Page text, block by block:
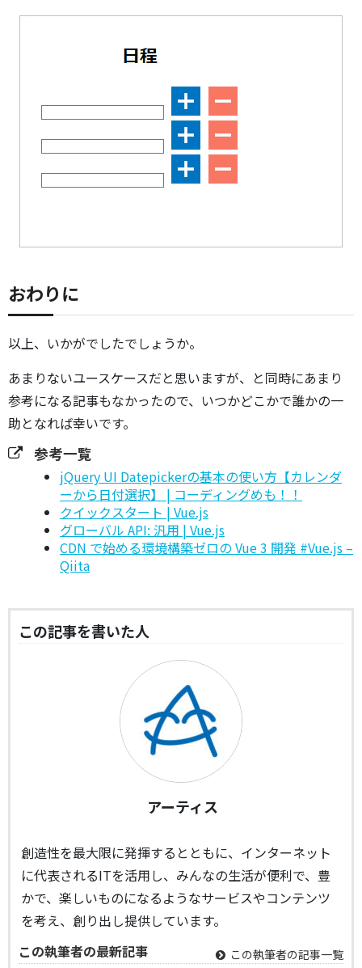
おわりに
以上、いかがでしたでしょうか。
あまりないユースケースだと思いますが、と同時にあまり
参考になる記事もなかったので、いつかどこかで誰かの一
助となれば幸いです。
参考一覧
jQuery UI Datepickerの基本の使い方【カレンダ
ーから日付選択】 | コーディングめも！！
クイックスタート | Vue.js
グローバル API: 汎用 | Vue.js
CDN で始める環境構築ゼロの Vue 3 開発 #Vue.js –
Qiita
この記事を書いた人
アーティス
創造性を最大限に発揮するとともに、インターネット
に代表されるITを活用し、みんなの生活が便利で、豊
かで、楽しいものになるようなサービスやコンテンツ
を考え、創り出し提供しています。
この執筆者の最新記事
この執筆者の記事一覧